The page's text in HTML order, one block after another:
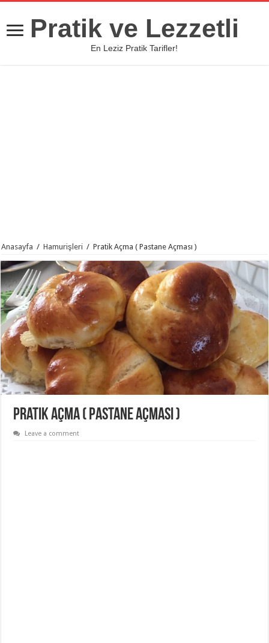
Pratik ve Lezzetli
En Leziz Pratik Tarifler!
Anasayfa / Hamurişleri / Pratik Açma ( Pastane Açması )
Pratik Açma ( Pastane Açması )
Leave a comment